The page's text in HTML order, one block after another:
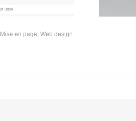
Mise en page, Web design